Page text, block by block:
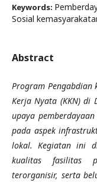
Keywords:
Sosial
Abstract
Program Pengabdian
Kerja Nyata (KKN) di
upaya
pada aspek
lokal. Kegiatan ini
kualitas fasilitas
terorganisir, serta